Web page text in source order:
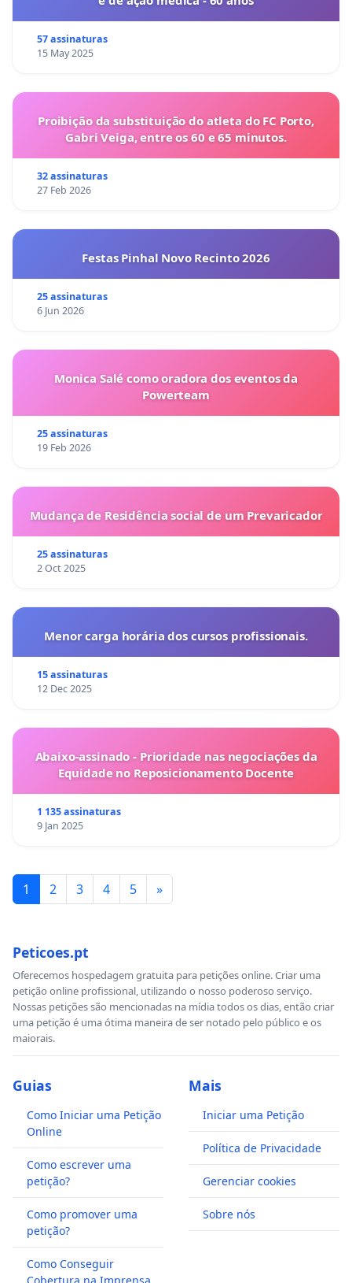
57 assinaturas
15 May 2025
Proibição da substituição do atleta do FC Porto,
Gabri Veiga, entre os 60 e 65 minutos.
32 assinaturas
27 Feb 2026
Festas Pinhal Novo Recinto 2026
25 assinaturas
6 Jun 2026
Monica Salé como oradora dos eventos da
Powerteam
25 assinaturas
19 Feb 2026
Mudança de Residência social de um Prevaricador
25 assinaturas
2 Oct 2025
Menor carga horária dos cursos profissionais.
15 assinaturas
12 Dec 2025
Abaixo-assinado - Prioridade nas negociações da
Equidade no Reposicionamento Docente
1 135 assinaturas
9 Jan 2025
1 2 3 4 5 »
Peticoes.pt
Oferecemos hospedagem gratuita para petições online. Criar uma
petição online profissional, utilizando o nosso poderoso serviço.
Nossas petições são mencionadas na mídia todos os dias, então criar
uma petição é uma ótima maneira de ser notado pelo público e os
maiorais.
Guias
Como Iniciar uma Petição
Online
Como escrever uma
petição?
Como promover uma
petição?
Como Conseguir
Mais
Iniciar uma Petição
Política de Privacidade
Gerenciar cookies
Sobre nós